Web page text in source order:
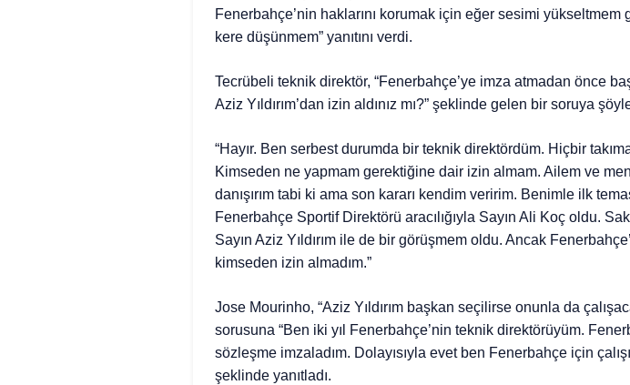
Fenerbahçe’nin haklarını korumak için eğer sesimi yükseltmem
kere düşünmem” yanıtını verdi.
Tecrübeli teknik direktör, “Fenerbahçe’ye imza atmadan önce
Aziz Yıldırım’dan izin aldınız mı?” şeklinde gelen bir soruya
“Hayır. Ben serbest durumda bir teknik direktördüm. Hiçbir
Kimseden ne yapmam gerektiğine dair izin almam. Ailem ve
danışırım tabi ki ama son kararı kendim veririm. Benimle ilk
Fenerbahçe Sportif Direktörü aracılığıyla Sayın Ali Koç oldu.
Sayın Aziz Yıldırım ile de bir görüşmem oldu. Ancak
kimseden izin almadım.”
Jose Mourinho, “Aziz Yıldırım başkan seçilirse onunla da
sorusuna “Ben iki yıl Fenerbahçe’nin teknik direktörüyüm.
sözleşme imzaladım. Dolayısıyla evet ben Fenerbahçe için
şeklinde yanıtladı.